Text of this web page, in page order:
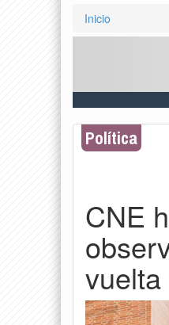
Inicio
Política
CNE